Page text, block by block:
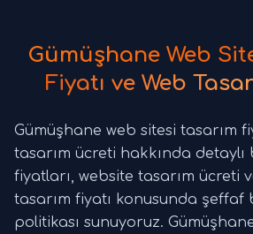
Gümüşhane Web
Fiyatı ve Web
Gümüşhane web sitesi tasarım
tasarım ücreti hakkında detaylı
fiyatları, website tasarım ücreti
tasarım fiyatı konusunda şeffaf
politikası sunuyoruz.